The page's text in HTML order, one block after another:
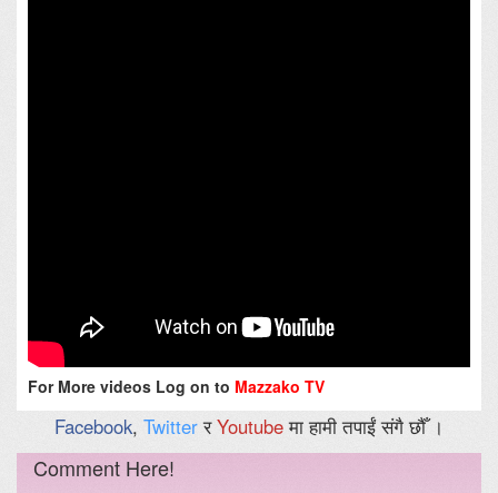
For More videos Log on to Mazzako TV
Facebook, TwitterरYoutubeमा हामी तपाईं संगै छौँ ।
Comment Here!